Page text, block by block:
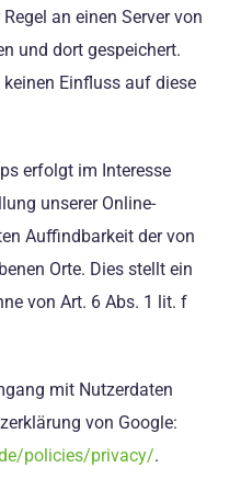
an einen Server von
und dort gespeichert.
Einfluss auf diese
erfolgt im Interesse
unserer Online-
Auffindbarkeit der von
Orte. Dies stellt ein
von Art. 6 Abs. 1 lit. f
mit Nutzerdaten
von Google:
policies/privacy/.